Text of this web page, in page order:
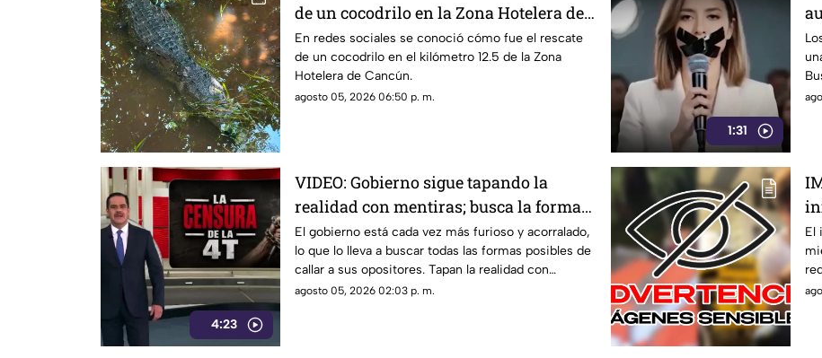
de un cocodrilo en la Zona Hotelera de
Cancún
En redes sociales se conoció cómo fue el rescate
de un cocodrilo en el kilómetro 12.5 de la Zona
Hotelera de Cancún.
agosto 05, 2026 06:50 p. m.
1:31
lo
4:23
VIDEO: Gobierno sigue tapando la
realidad con mentiras; busca la forma
de callar a sus opositores
El gobierno está cada vez más furioso y acorralado,
lo que lo lleva a buscar todas las formas posibles de
callar a sus opositores. Tapan la realidad con
mentiras, esconden situaciones como los vínculos
agosto 05, 2026 02:03 p. m.
El